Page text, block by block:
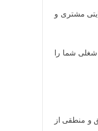
مشتری و
شما را
و منطقی از